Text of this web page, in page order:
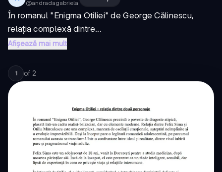
@andradagabriela
În romanul "Enigma Otiliei" de George Călinescu,
relația complexă dintre...
Afișează mai mult
1 of 2